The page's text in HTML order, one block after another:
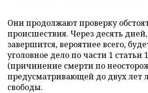
Они продолжают проверку
происшествия. Через десять
завершится, вероятнее всего,
уголовное дело по части 1 статьи
(причинение смерти по
предусматривающей до двух лет
свободы.